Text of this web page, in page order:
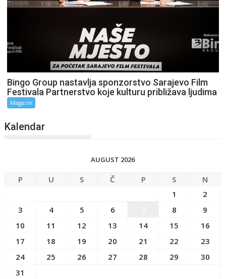
Bingo Group nastavlja sponzorstvo Sarajevo Film
Festivala Partnerstvo koje kulturu približava ljudima
Magazin
Kalendar
AUGUST 2026
P U S Č P S
N
1
2
3
4 5 6 8
9
10
11 12 13 14 15
16
17
18 19 20 21 22
23
24
25 26 27 28 29
30
31